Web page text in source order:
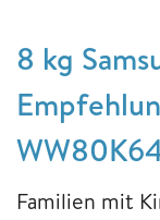
8 kg
Familien mit